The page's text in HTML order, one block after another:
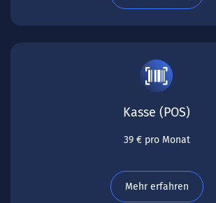
Kasse (POS)
39 € pro Monat
Mehr erfahren